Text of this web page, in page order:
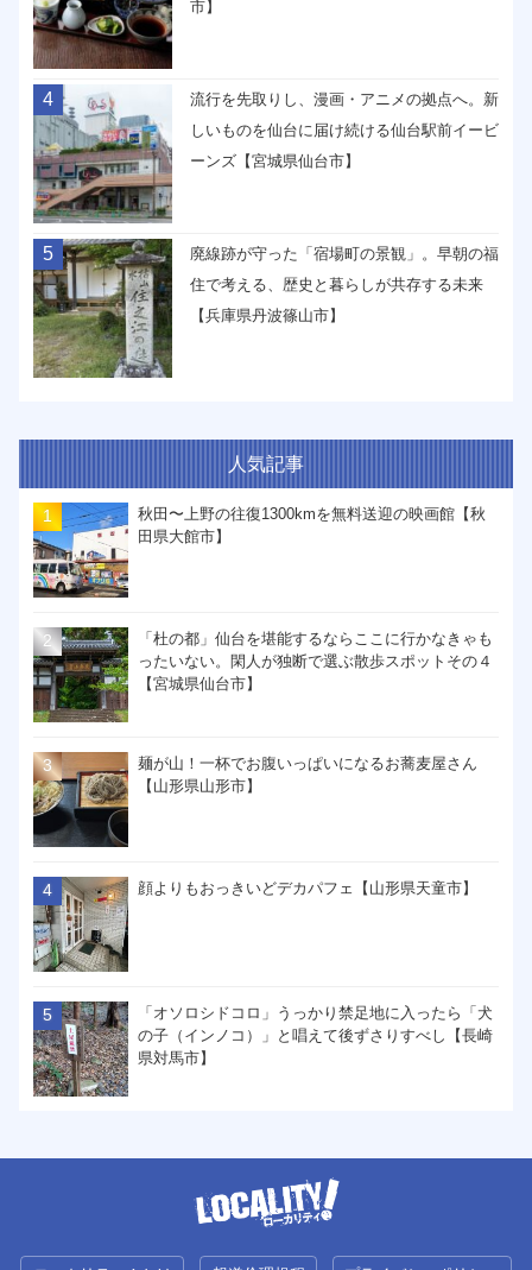
市】
4
流行を先取りし、漫画・アニメの拠点へ。新
しいものを仙台に届け続ける仙台駅前イービ
ーンズ【宮城県仙台市】
5
廃線跡が守った「宿場町の景観」。早朝の福
住で考える、歴史と暮らしが共存する未来
【兵庫県丹波篠山市】
人気記事
秋田〜上野の往復1300kmを無料送迎の映画館【秋
田県大館市】
「杜の都」仙台を堪能するならここに行かなきゃも
ったいない。閑人が独断で選ぶ散歩スポットその４
【宮城県仙台市】
麺が山！一杯でお腹いっぱいになるお蕎麦屋さん
【山形県山形市】
顔よりもおっきいどデカパフェ【山形県天童市】
「オソロシドコロ」うっかり禁足地に入ったら「犬
の子（インノコ）」と唱えて後ずさりすべし【長崎
県対馬市】